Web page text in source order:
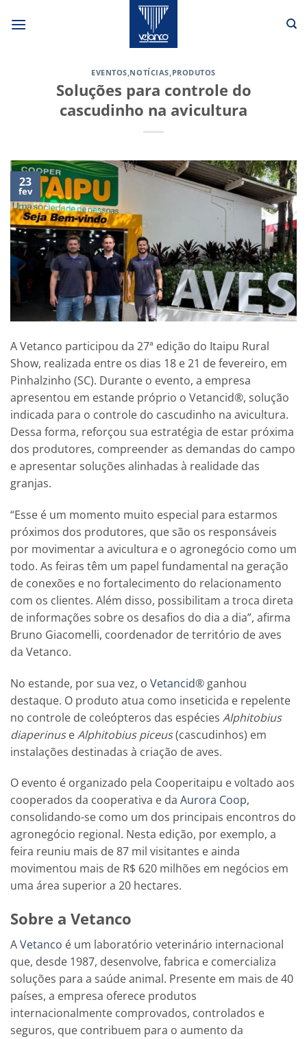
EVENTOS,NOTÍCIAS,PRODUTOS
Soluções para controle do
cascudinho na avicultura
23
fev
A Vetanco participou da 27ª edição do Itaipu Rural
Show, realizada entre os dias 18 e 21 de fevereiro, em
Pinhalzinho (SC). Durante o evento, a empresa
apresentou em estande próprio o Vetancid®, solução
indicada para o controle do cascudinho na avicultura.
Dessa forma, reforçou sua estratégia de estar próxima
dos produtores, compreender as demandas do campo
e apresentar soluções alinhadas à realidade das
granjas.
“Esse é um momento muito especial para estarmos
próximos dos produtores, que são os responsáveis
por movimentar a avicultura e o agronegócio como um
todo. As feiras têm um papel fundamental na geração
de conexões e no fortalecimento do relacionamento
com os clientes. Além disso, possibilitam a troca direta
de informações sobre os desafios do dia a dia”, afirma
Bruno Giacomelli, coordenador de território de aves
da Vetanco.
No estande, por sua vez, o Vetancid® ganhou
destaque. O produto atua como inseticida e repelente
no controle de coleópteros das espécies Alphitobius
diaperinuseAlphitobius piceus(cascudinhos) em
instalações destinadas à criação de aves.
O evento é organizado pela Cooperitaipu e voltado aos
cooperados da cooperativa e da Aurora Coop,
consolidando-se como um dos principais encontros do
agronegócio regional. Nesta edição, por exemplo, a
feira reuniu mais de 87 mil visitantes e ainda
movimentou mais de R$ 620 milhões em negócios em
uma área superior a 20 hectares.
Sobre a Vetanco
AVetanco é um laboratório veterinário internacional
que, desde 1987, desenvolve, fabrica e comercializa
soluções para a saúde animal. Presente em mais de 40
países, a empresa oferece produtos
internacionalmente comprovados, controlados e
seguros, que contribuem para o aumento da